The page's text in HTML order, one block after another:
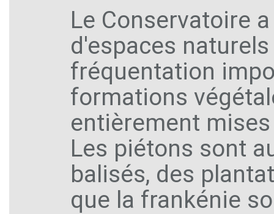
Le Conservatoire
d'espaces
fréquentation
formations
entièrement
Les piétons sont
balisés, des
que la frankénie